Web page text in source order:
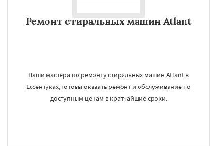
Ремонт стиральных машин Atlant
Наши мастера по ремонту стиральных машин Atlant в
Ессентуках, готовы оказать ремонт и обслуживание по
доступным ценам в кратчайшие сроки.